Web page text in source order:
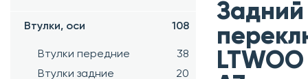
Втулки, оси 108
Втулки передние
38
Втулки задние
20
Задний
LTWOO